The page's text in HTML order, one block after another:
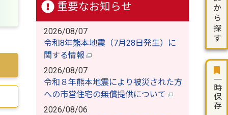
重要なお知らせ
2026/08/07
令和8年熊本地震（7月28日発生）に
関する情報
2026/08/07
令和８年熊本地震により被災された方
への市営住宅の無償提供について
2026/08/06
一時保存